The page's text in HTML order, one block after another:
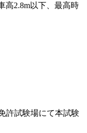
高2.8m以下、最高時
許試験場にて本試験